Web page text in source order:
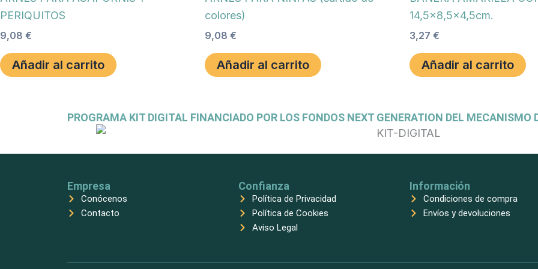
PERIQUITOS
9,08 €
Añadir al carrito
colores)
9,08 €
Añadir al carrito
14,5×8,5×4,5cm.
3,27 €
Añadir al carrito
PROGRAMA KIT DIGITAL FINANCIADO POR LOS FONDOS NEXT GENERATION DEL MECANISMO
Empresa
Conócenos
Contacto
Confianza
Política de Privacidad
Política de Cookies
Aviso Legal
Información
Condiciones de compra
Envíos y devoluciones